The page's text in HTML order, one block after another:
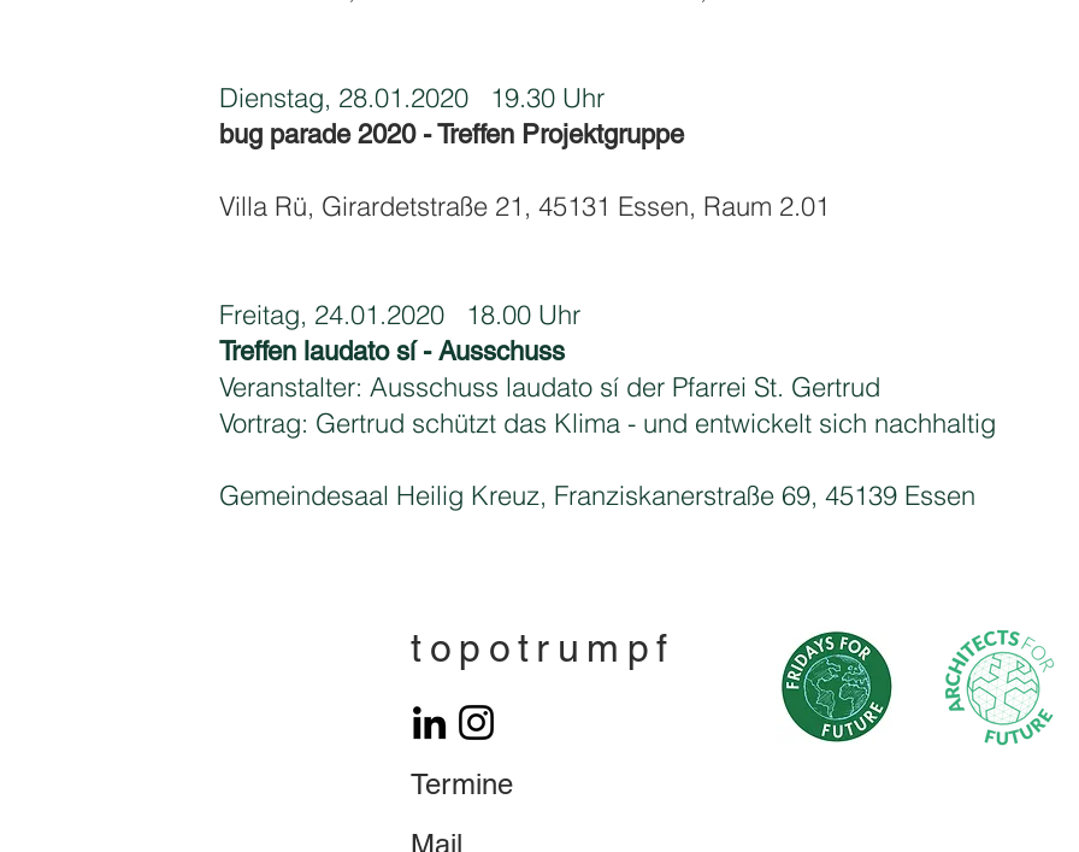
Dienstag, 28.01.2020 19.30 Uhr
bug parade 2020 - Treffen Projektgruppe
Villa Rü, Girardetstraße 21, 45131 Essen, Raum 2.01
Freitag, 24.01.2020 18.00 Uhr
Treffen laudato sí - Ausschuss
Veranstalter: Ausschuss laudato sí der Pfarrei St. Gertrud
Vortrag: Gertrud schützt das Klima - und entwickelt sich nachhaltig
Gemeindesaal Heilig Kreuz, Franziskanerstraße 69, 45139 Essen
topotrumpf
Termine
Mail